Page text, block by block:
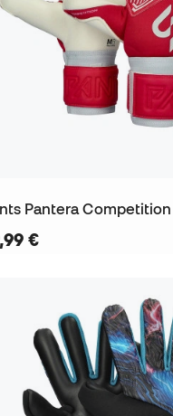
Pantera Competition
€